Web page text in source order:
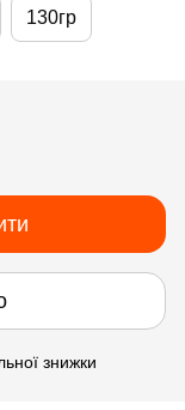
130гр
знижки